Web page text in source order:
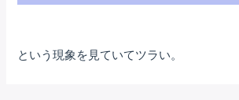
という現象を見ていてツラい。